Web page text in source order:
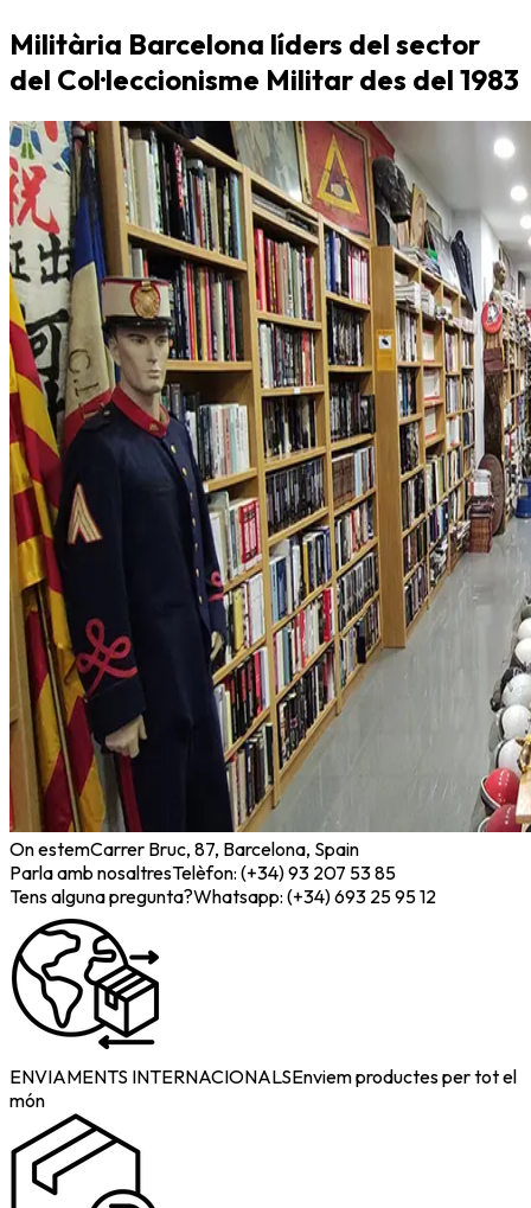
Militària Barcelona líders del sector
del Col·leccionisme Militar des del 1983
On estemCarrer Bruc, 87, Barcelona, Spain
Parla amb nosaltresTelèfon: (+34) 93 207 53 85
Tens alguna pregunta?Whatsapp: (+34) 693 25 95 12
ENVIAMENTS INTERNACIONALSEnviem productes per tot el
món